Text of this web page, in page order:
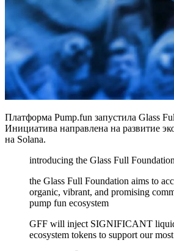
Платформа Pump.fun запустила Glass
Инициатива направлена на развитие
на Solana.
introducing the Glass Full
the Glass Full Foundation aims to
organic, vibrant, and promising
pump fun ecosystem
GFF will inject SIGNIFICANT
ecosystem tokens to support our